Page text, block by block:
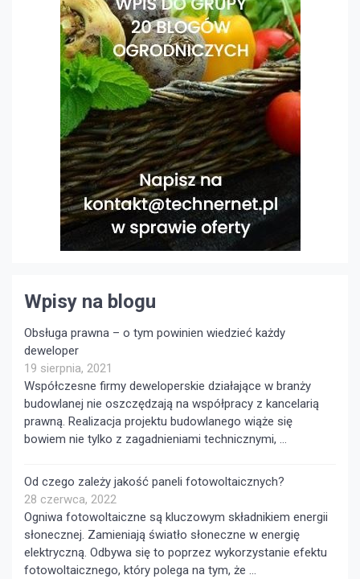
Wpisy na blogu
Obsługa prawna – o tym powinien wiedzieć każdy
deweloper
19 sierpnia, 2021
Współczesne firmy deweloperskie działające w branży
budowlanej nie oszczędzają na współpracy z kancelarią
prawną. Realizacja projektu budowlanego wiąże się
bowiem nie tylko z zagadnieniami technicznymi, …
Od czego zależy jakość paneli fotowoltaicznych?
28 czerwca, 2022
Ogniwa fotowoltaiczne są kluczowym składnikiem energii
słonecznej. Zamieniają światło słoneczne w energię
elektryczną. Odbywa się to poprzez wykorzystanie efektu
fotowoltaicznego, który polega na tym, że …